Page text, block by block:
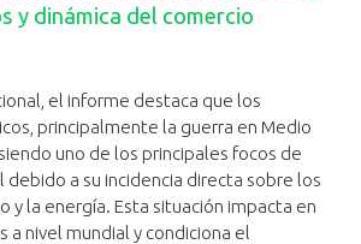
y dinámica del comercio
el informe destaca que los
principalmente la guerra en Medio
uno de los principales focos de
a su incidencia directa sobre los
y la energía. Esta situación impacta en
a nivel mundial y condiciona el